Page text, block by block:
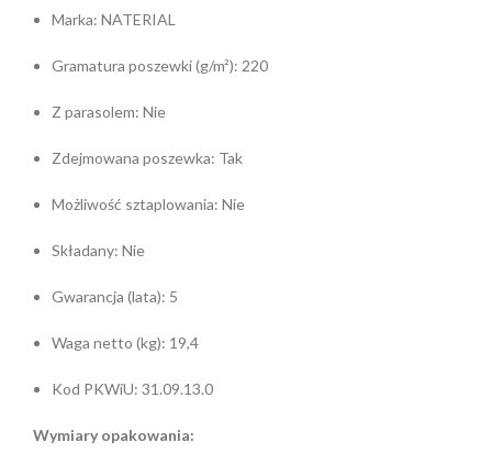
Marka: NATERIAL
Gramatura poszewki (g/m²): 220
Z parasolem: Nie
Zdejmowana poszewka: Tak
Możliwość sztaplowania: Nie
Składany: Nie
Gwarancja (lata): 5
Waga netto (kg): 19,4
Kod PKWiU: 31.09.13.0
Wymiary opakowania: